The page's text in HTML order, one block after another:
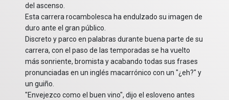
del ascenso.
Esta carrera rocambolesca ha endulzado su imagen de
duro ante el gran público.
Discreto y parco en palabras durante buena parte de su
carrera, con el paso de las temporadas se ha vuelto
más sonriente, bromista y acabando todas sus frases
pronunciadas en un inglés macarrónico con un "¿eh?" y
un guiño.
"Envejezco como el buen vino", dijo el esloveno antes